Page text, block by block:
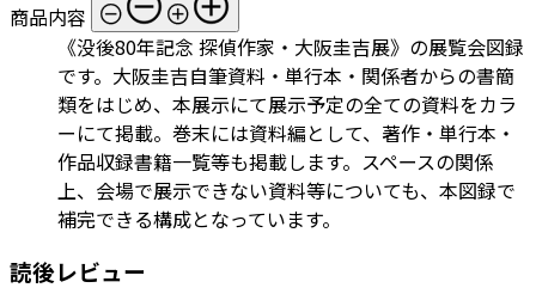
商品内容
《没後80年記念 探偵作家・大阪圭吉展》の展覧会図録
です。大阪圭吉自筆資料・単行本・関係者からの書簡
類をはじめ、本展示にて展示予定の全ての資料をカラ
ーにて掲載。巻末には資料編として、著作・単行本・
作品収録書籍一覧等も掲載します。スペースの関係
上、会場で展示できない資料等についても、本図録で
補完できる構成となっています。
読後レビュー